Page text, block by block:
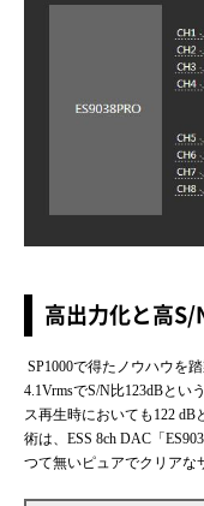
高出力化と高S/
SP1000で得たノウハウを
4.1VrmsでS/N比123dBとい
ス再生時においても122
術は、ESS 8ch DAC「
つて無いピュアでクリアな